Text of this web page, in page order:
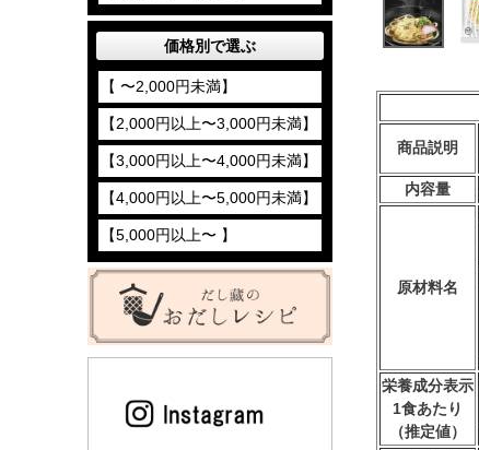
価格別で選ぶ
【 〜2,000円未満】
【2,000円以上〜3,000円未満】
【3,000円以上〜4,000円未満】
【4,000円以上〜5,000円未満】
【5,000円以上〜 】
商品説明
内容量
原材料名
栄養成分表示
1食あたり
（推定値）